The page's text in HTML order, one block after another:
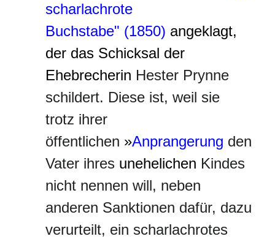
scharlachrote
Buchstabe" (1850) angeklagt,
der das Schicksal der
Ehebrecherin Hester Prynne
schildert. Diese ist, weil sie
trotz ihrer
öffentlichen »Anprangerung den
Vater ihres unehelichen Kindes
nicht nennen will, neben
anderen Sanktionen dafür, dazu
verurteilt, ein scharlachrotes